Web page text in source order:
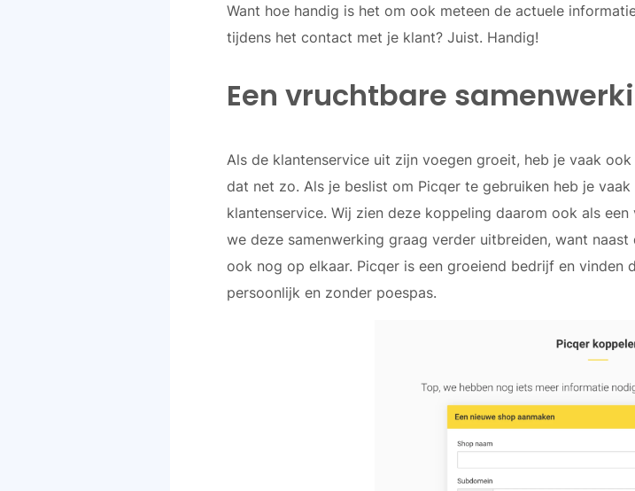
Want hoe handig is het om ook meteen de actuele
tijdens het contact met je klant? Juist. Handig!
Een vruchtbare
Als de klantenservice uit zijn voegen groeit, heb je vaak
dat net zo. Als je beslist om Picqer te gebruiken heb je
klantenservice. Wij zien deze koppeling daarom ook als
we deze samenwerking graag verder uitbreiden, want
ook nog op elkaar. Picqer is een groeiend bedrijf en vinden
persoonlijk en zonder poespas.